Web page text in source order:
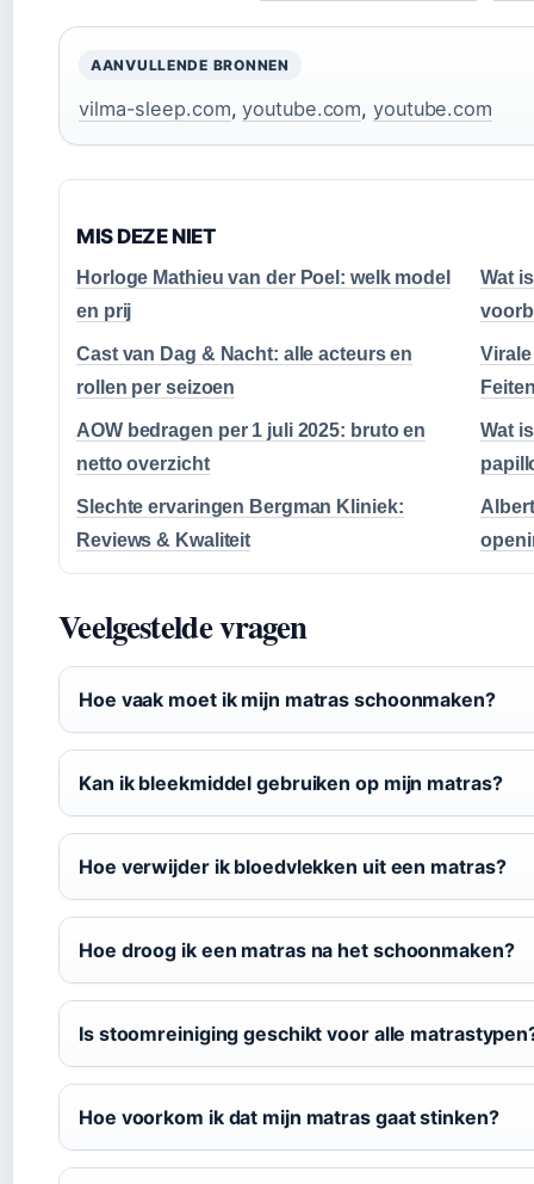
AANVULLENDE BRONNEN
vilma-sleep.com,youtube.com,youtube.com
MIS DEZE NIET
Horloge Mathieu van der Poel: welk model
en prij
Wat
Cast van Dag & Nacht: alle acteurs en
rollen per seizoen
AOW bedragen per 1 juli 2025: bruto en
netto overzicht
Wat
Slechte ervaringen Bergman Kliniek:
Reviews & Kwaliteit
Veelgestelde vragen
Hoe vaak moet ik mijn matras schoonmaken?
Kan ik bleekmiddel gebruiken op mijn matras?
Hoe verwijder ik bloedvlekken uit een matras?
Hoe droog ik een matras na het schoonmaken?
Is stoomreiniging geschikt voor alle
Hoe voorkom ik dat mijn matras gaat stinken?